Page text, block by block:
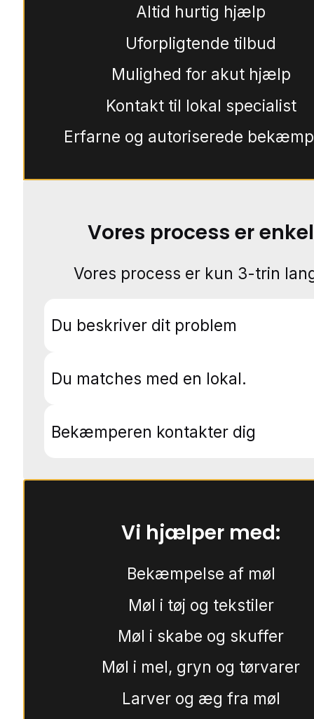
Altid hurtig hjælp
Uforpligtende tilbud
Mulighed for akut hjælp
Kontakt til lokal specialist
Erfarne og autoriserede
Vores process er enkel
Vores process er kun 3-trin
Du beskriver dit problem
Du matches med en lokal.
Bekæmperen kontakter dig
Vi hjælper med:
Bekæmpelse af møl
Møl i tøj og tekstiler
Møl i skabe og skuffer
Møl i mel, gryn og tørvarer
Larver og æg fra møl